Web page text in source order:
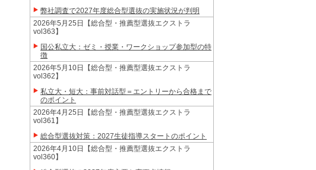
弊社調査で2027年度総合型選抜の実施状況が判明
2026年5月25日【総合型・推薦型選抜エクストラ
vol363】
国公私立大：ゼミ・授業・ワークショップ参加型の特
徴
2026年5月10日【総合型・推薦型選抜エクストラ
vol362】
私立大・短大：事前対話型＝エントリーから合格まで
のポイント
2026年4月25日【総合型・推薦型選抜エクストラ
vol361】
総合型選抜対策：2027生徒指導スタートのポイント
2026年4月10日【総合型・推薦型選抜エクストラ
vol360】